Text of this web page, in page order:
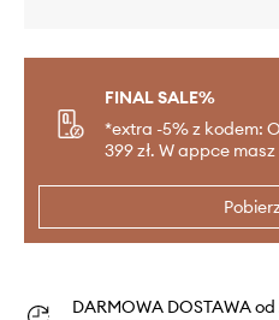
FINAL SALE%
*extra -5% z kodem:
399 zł. W appce
DARMOWA DOSTAWA od